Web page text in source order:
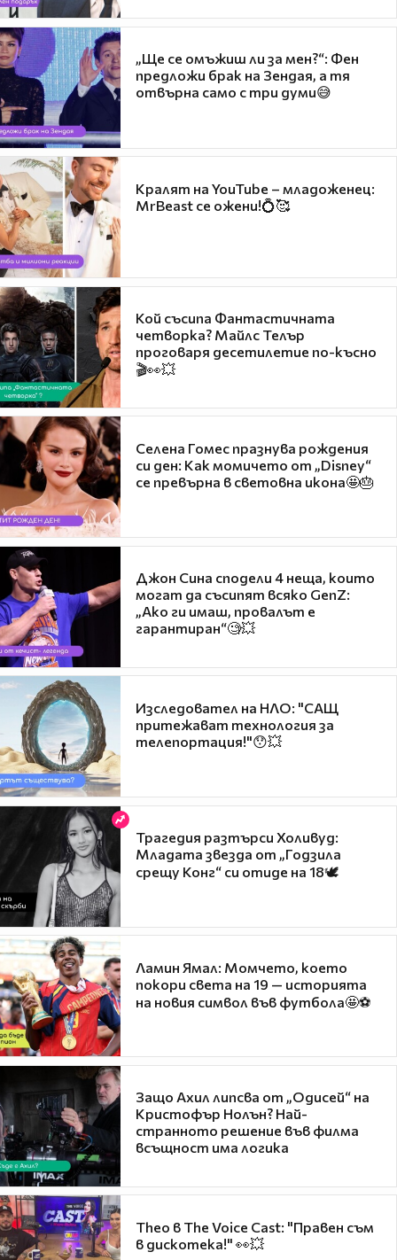
„Ще се омъжиш ли за мен?“: Фен
предложи брак на Зендая, а тя
отвърна само с три думи😅
Кралят на YouTube – младоженец:
MrBeast се ожени!💍🥰
Кой съсипа Фантастичната
четворка? Майлс Телър
проговаря десетилетие по-късно
🎬👀💥
Селена Гомес празнува рождения
си ден: Как момичето от „Disney“
се превърна в световна икона🤩🎂
Джон Сина сподели 4 неща, които
могат да съсипят всяко GenZ:
„Ако ги имаш, провалът е
гарантиран“🧐💥
Изследовател на НЛО: "САЩ
притежават технология за
телепортация!"😯💥
Трагедия разтърси Холивуд:
Младата звезда от „Годзила
срещу Конг“ си отиде на 18🕊️
Ламин Ямал: Момчето, което
покори света на 19 — историята
на новия символ във футбола🤩⚽
Защо Ахил липсва от „Одисей“ на
Кристофър Нолън? Най-
странното решение във филма
всъщност има логика
Theo в The Voice Cast: "Правен съм
в дискотека!" 👀💥